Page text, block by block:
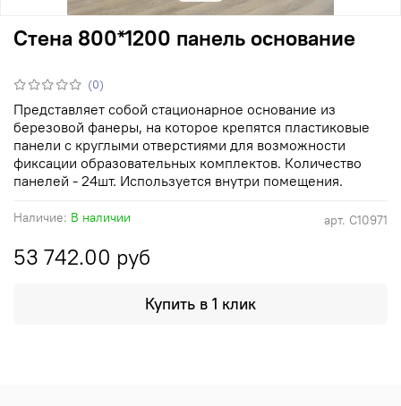
(0)
арт. С10971
Наличие: В наличии
Стена 800*1200 панель основание
53 742.00 руб
Купить в 1 клик
Представляет собой стационарное основание из
березовой фанеры, на которое крепятся пластиковые
панели с круглыми отверстиями для возможности
фиксации образовательных комплектов. Количество
панелей - 24шт. Используется внутри помещения.